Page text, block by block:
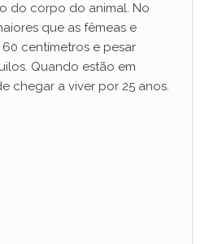
do corpo do animal. No
que as fêmeas e
centímetros e pesar
Quando estão em
chegar a viver por 25 anos.